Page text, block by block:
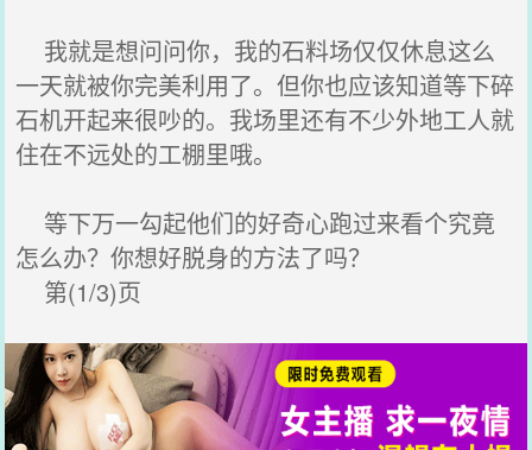
我就是想问问你，我的石料场仅仅休息这么
一天就被你完美利用了。但你也应该知道等下碎
石机开起来很吵的。我场里还有不少外地工人就
住在不远处的工棚里哦。
等下万一勾起他们的好奇心跑过来看个究竟
怎么办？你想好脱身的方法了吗？
第(1/3)页